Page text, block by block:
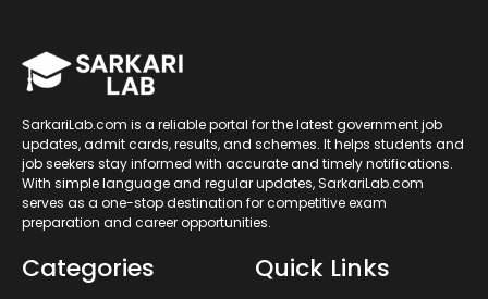
SarkariLab.com is a reliable portal for the latest government job
updates, admit cards, results, and schemes. It helps students and
job seekers stay informed with accurate and timely notifications.
With simple language and regular updates, SarkariLab.com
serves as a one-stop destination for competitive exam
preparation and career opportunities.
Categories Quick Links